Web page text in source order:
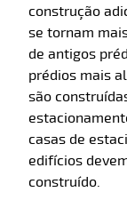
construção
se tornam
de antigos
prédios mais
são
casas de
edifícios
construído.